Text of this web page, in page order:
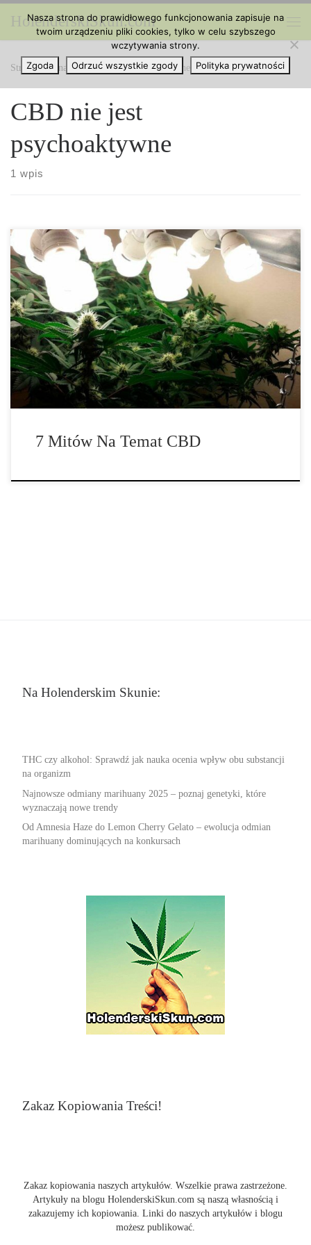
Przejdź do treści
HolenderskiSkun.com
Strona główna » CBD nie jest psychoaktywne
CBD nie jest
psychoaktywne
1 wpis
7 mitów na temat CBD, w które należy przestać wierzyć już teraz.
Czy CBD jest cudownym lekiem? Kannabidiol (CBD) był
reklamowany w mediach jako cudowny lek na wszystko, od
depresji po raka. Prawda nie jest jednak taka prosta. Tak, CBD ma
wiele potencjalnych zastosowań terapeutycznych i pomogło
milionom ludzi poprawić ich zdrowie. Kupujący muszą jednak
uważać na chciwość, która przeniknęła […]
7 Mitów Na Temat CBD
Na Holenderskim Skunie:
THC czy alkohol: Sprawdź jak nauka ocenia wpływ obu substancji
na organizm
Najnowsze odmiany marihuany 2025 – poznaj genetyki, które
wyznaczają nowe trendy
Od Amnesia Haze do Lemon Cherry Gelato – ewolucja odmian
marihuany dominujących na konkursach
Zakaz Kopiowania Treści!
Zakaz kopiowania naszych artykułów. Wszelkie prawa zastrzeżone.
Artykuły na blogu HolenderskiSkun.com są naszą własnością i
zakazujemy ich kopiowania. Linki do naszych artykułów i blogu
możesz publikować.
Nasza strona do prawidłowego funkcjonowania zapisuje na
twoim urządzeniu pliki cookies, tylko w celu szybszego
wczytywania strony.
Zgoda
Odrzuć wszystkie zgody Polityka prywatności